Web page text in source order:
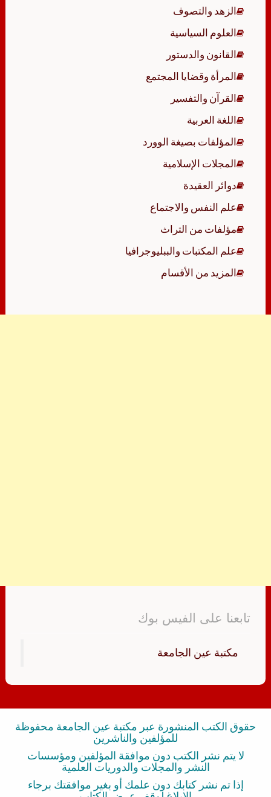
الزهد والتصوف
العلوم السياسية
القانون والدستور
المرأة وقضايا المجتمع
القرآن والتفسير
اللغة العربية
المؤلفات بصيغة الوورد
المجلات الإسلامية
دوائر العقيدة
علم النفس والاجتماع
مؤلفات من التراث
علم المكتبات والببليوجرافيا
المزيد من الأقسام
تابعنا على الفيس بوك
‏مكتبة عين الجامعة‏
حقوق الكتب المنشورة عبر مكتبة عين الجامعة محفوظة
للمؤلفين والناشرين
لا يتم نشر الكتب دون موافقة المؤلفين ومؤسسات
النشر والمجلات والدوريات العلمية
إذا تم نشر كتابك دون علمك أو بغير موافقتك برجاء